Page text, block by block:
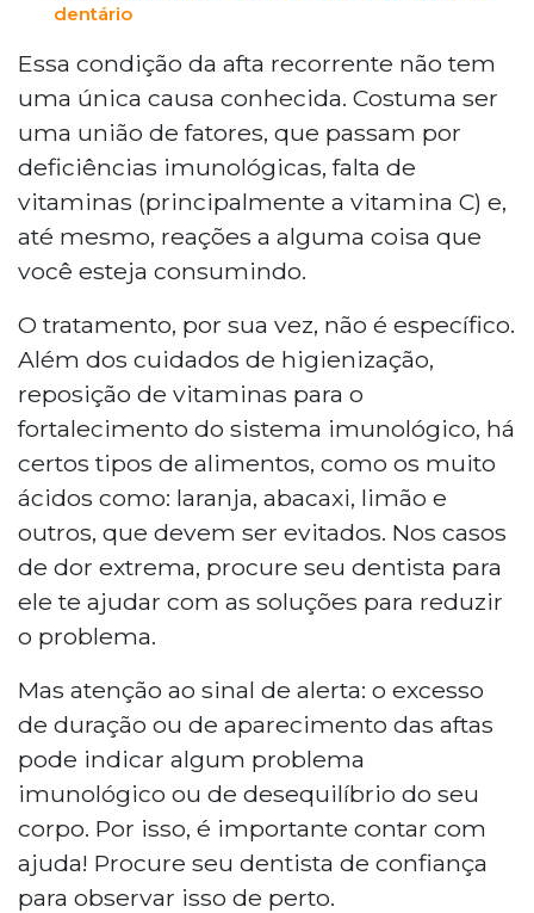
dentário
Essa condição da afta recorrente não tem
uma única causa conhecida. Costuma ser
uma união de fatores, que passam por
deficiências imunológicas, falta de
vitaminas (principalmente a vitamina C) e,
até mesmo, reações a alguma coisa que
você esteja consumindo.
O tratamento, por sua vez, não é específico.
Além dos cuidados de higienização,
reposição de vitaminas para o
fortalecimento do sistema imunológico, há
certos tipos de alimentos, como os muito
ácidos como: laranja, abacaxi, limão e
outros, que devem ser evitados. Nos casos
de dor extrema, procure seu dentista para
ele te ajudar com as soluções para reduzir
o problema.
Mas atenção ao sinal de alerta: o excesso
de duração ou de aparecimento das aftas
pode indicar algum problema
imunológico ou de desequilíbrio do seu
corpo. Por isso, é importante contar com
ajuda! Procure seu dentista de confiança
para observar isso de perto.